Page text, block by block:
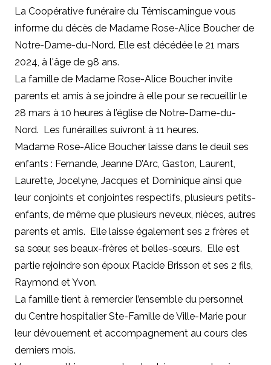
La Coopérative funéraire du Témiscamingue vous
informe du décès de Madame Rose-Alice Boucher de
Notre-Dame-du-Nord. Elle est décédée le 21 mars
2024, à l'âge de 98 ans.
La famille de Madame Rose-Alice Boucher invite
parents et amis à se joindre à elle pour se recueillir le
28 mars à 10 heures à l’église de Notre-Dame-du-
Nord. Les funérailles suivront à 11 heures.
Madame Rose-Alice Boucher laisse dans le deuil ses
enfants : Fernande, Jeanne D’Arc, Gaston, Laurent,
Laurette, Jocelyne, Jacques et Dominique ainsi que
leur conjoints et conjointes respectifs, plusieurs petits-
enfants, de même que plusieurs neveux, nièces, autres
parents et amis. Elle laisse également ses 2 frères et
sa sœur, ses beaux-frères et belles-sœurs. Elle est
partie rejoindre son époux Placide Brisson et ses 2 fils,
Raymond et Yvon.
La famille tient à remercier l’ensemble du personnel
du Centre hospitalier Ste-Famille de Ville-Marie pour
leur dévouement et accompagnement au cours des
derniers mois.